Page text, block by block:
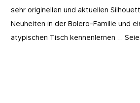
sehr originellen und aktuellen
Neuheiten in der Bolero-Familie und
atypischen Tisch kennenlernen …